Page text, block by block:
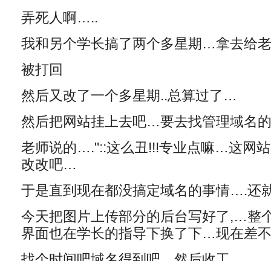
弄死人啊…..
我和另个学长搞了两个多星期…拿去给
被打回
然后又改了一个多星期..总算过了…
然后把网站挂上去吧…要去找管理域名
老师说的…."::这么丑!!!专业点嘛…这网
改改吧…
于是直到现在都没搞定域名的事情….还
今天把图片上传部分的后台写好了,…整
界面也在学长的指导下换了下…现在差